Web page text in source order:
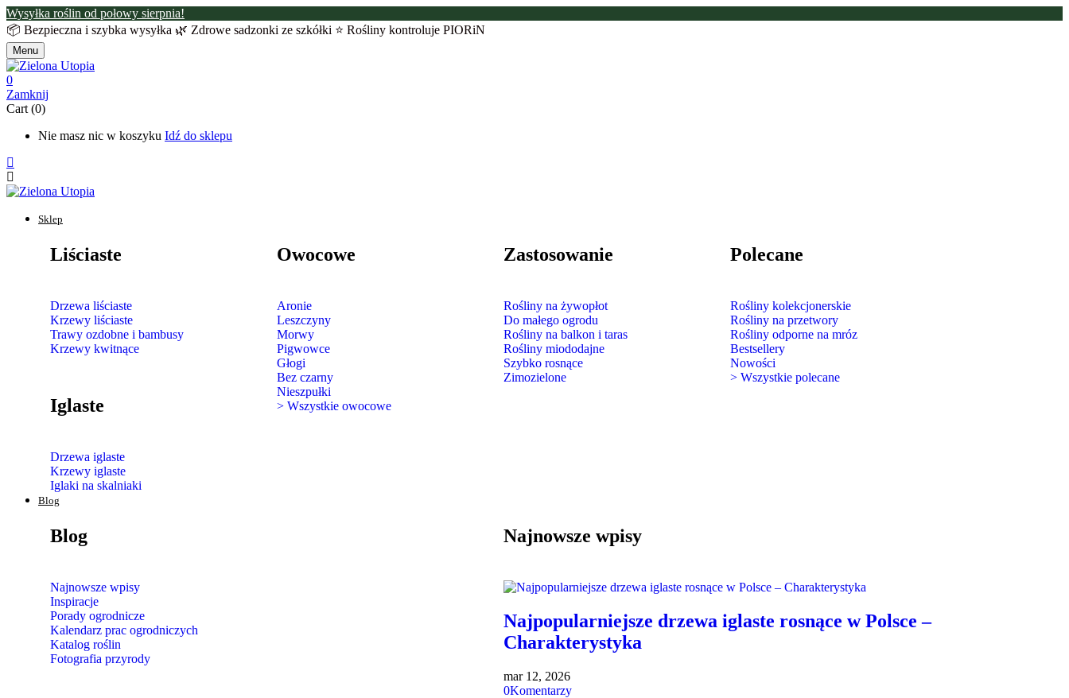
Wysyłka roślin od połowy sierpnia!
📦 Bezpieczna i szybka wysyłka 🌿 Zdrowe sadzonki ze szkółki ⭐ Rośliny kontroluje PIORiN
Menu
0
Zamknij
Cart (0)
Nie masz nic w koszyku Idź do sklepu
Sklep
Liściaste
Drzewa liściaste
Krzewy liściaste
Trawy ozdobne i bambusy
Krzewy kwitnące
Iglaste
Drzewa iglaste
Krzewy iglaste
Iglaki na skalniaki
Owocowe
Aronie
Leszczyny
Morwy
Pigwowce
Głogi
Bez czarny
Nieszpułki
> Wszystkie owocowe
Zastosowanie
Rośliny na żywopłot
Do małego ogrodu
Rośliny na balkon i taras
Rośliny miododajne
Szybko rosnące
Zimozielone
Polecane
Rośliny kolekcjonerskie
Rośliny na przetwory
Rośliny odporne na mróz
Bestsellery
Nowości
> Wszystkie polecane
Blog
Blog
Najnowsze wpisy
Inspiracje
Porady ogrodnicze
Kalendarz prac ogrodniczych
Katalog roślin
Fotografia przyrody
Najnowsze wpisy
Najpopularniejsze drzewa iglaste rosnące w Polsce –
Charakterystyka
mar 12, 2026
0Komentarzy